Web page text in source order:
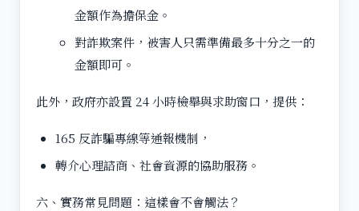
金額作為擔保金。
對詐欺案件，被害人只需準備最多十分之一的
金額即可。
此外，政府亦設置 24 小時檢舉與求助窗口，提供：
165 反詐騙專線等通報機制，
轉介心理諮商、社會資源的協助服務。
六、實務常見問題：這樣會不會觸法？